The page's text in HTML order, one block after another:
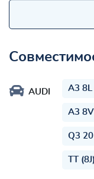
AUDI A3
A3
Q3
TT